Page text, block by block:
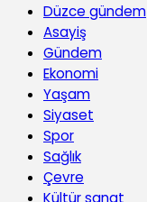
Düzce gündem
Asayiş
Gündem
Ekonomi
Yaşam
Siyaset
Spor
Sağlık
Çevre
Kültür sanat